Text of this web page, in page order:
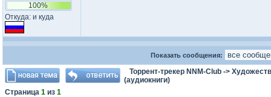
100%
Откуда: и куда
Показать сообщения:
Торрент-трекер NNM-Club ->
(аудиокниги)
Страница 1 из 1